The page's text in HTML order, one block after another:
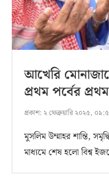
আখেরি
প্রথম পর্বের
প্রকাশ: ২ ফেব্রুয়ারি ২০২৫,
মুসলিম উম্মাহর শান্তি,
মাধ্যমে শেষ হলো বিশ্ব